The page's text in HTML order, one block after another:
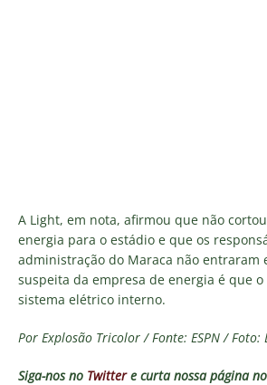
A Light, em nota, afirmou que não
energia para o estádio e que os
administração do Maraca não entraram
suspeita da empresa de energia é que
sistema elétrico interno.
Por Explosão Tricolor / Fonte: ESPN / Foto:
Siga-nos no Twittere curta nossa página no